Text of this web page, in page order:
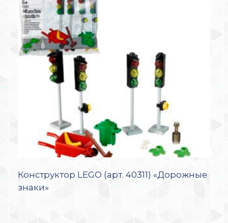
Конструктор LEGO (арт. 40311) «Дорожные
знаки»